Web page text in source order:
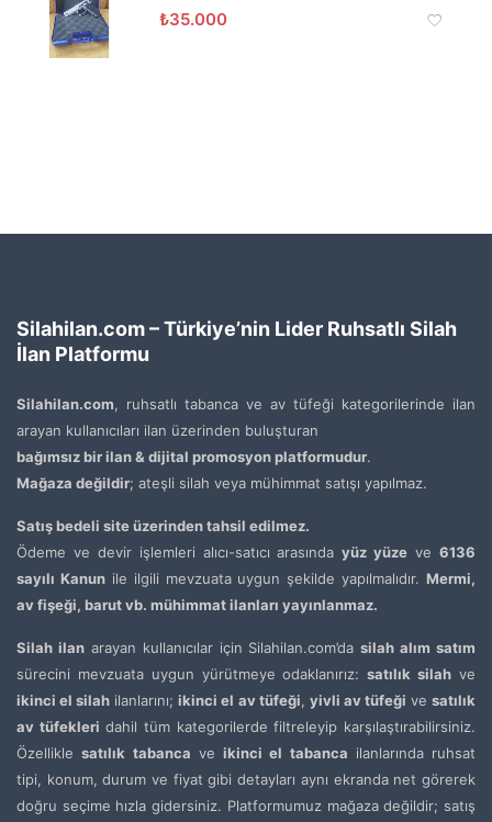
₺35.000
Silahilan.com – Türkiye’nin Lider Ruhsatlı Silah
İlan Platformu
Silahilan.com, ruhsatlı tabanca ve av tüfeği kategorilerinde ilan
arayan kullanıcıları ilan üzerinden buluşturan
bağımsız bir ilan & dijital promosyon platformudur.
Mağaza değildir; ateşli silah veya mühimmat satışı yapılmaz.
Satış bedeli site üzerinden tahsil edilmez.
Ödeme ve devir işlemleri alıcı-satıcı arasındayüz yüze ve6136
sayılı Kanunile ilgili mevzuata uygun şekilde yapılmalıdır. Mermi,
av fişeği, barut vb. mühimmat ilanları yayınlanmaz.
Silah ilanarayan kullanıcılar için Silahilan.com’dasilah alım satım
sürecini mevzuata uygun yürütmeye odaklanırız:satılık silah ve
ikinci el silah ilanlarını;ikinci el av tüfeği, yivli av tüfeği vesatılık
av tüfekleri dahil tüm kategorilerde filtreleyip karşılaştırabilirsiniz.
Özelliklesatılık tabanca ve ikinci el tabanca ilanlarında ruhsat
tipi, konum, durum ve fiyat gibi detayları aynı ekranda net görerek
doğru seçime hızla gidersiniz. Platformumuz mağaza değildir; satış